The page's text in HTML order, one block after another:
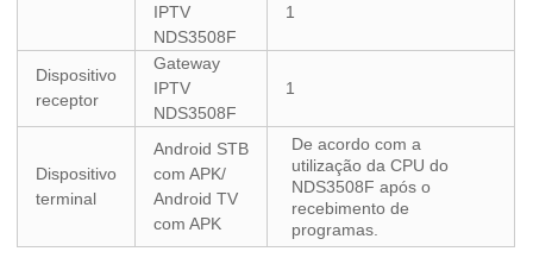
IPTV
NDS3508F
1
Dispositivo
receptor
Gateway
IPTV
NDS3508F
1
Dispositivo
terminal
Android STB
com APK/
Android TV
com APK
De acordo com a
utilização da CPU do
NDS3508F após o
recebimento de
programas.